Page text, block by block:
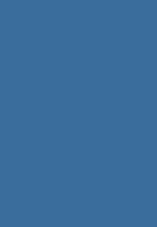
ist
von
einfach